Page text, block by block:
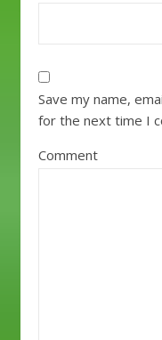
Save my name,
for the next time I
Comment